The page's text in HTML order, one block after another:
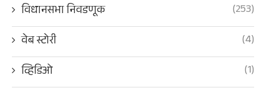
विधानसभा निवडणूक
(253)
वेब स्टोरी
(4)
व्हिडिओ
(1)